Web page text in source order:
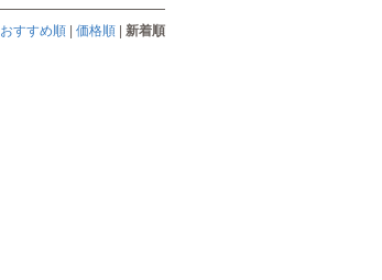
おすすめ順 価格順 新着順